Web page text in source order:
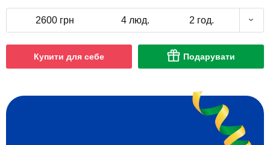
2600 грн 4 люд. 2 год.
Купити для себе Подарувати